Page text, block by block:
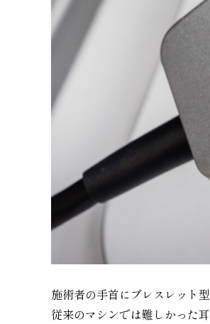
施術者の手首にブレスレット
従来のマシンでは難しかった